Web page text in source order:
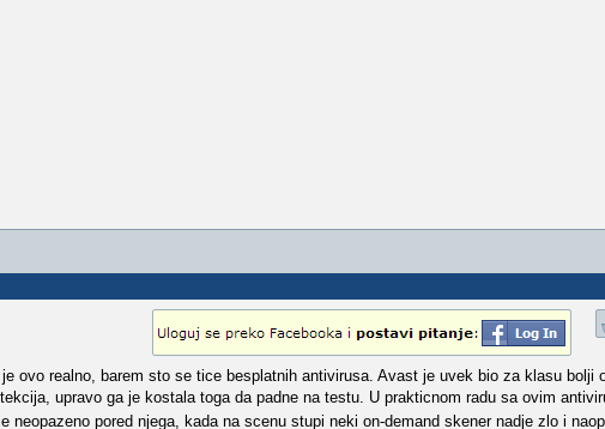
ovo realno, barem sto se tice besplatnih antivirusa. Avast je uvek bio za klasu bolji
upravo ga je kostala toga da padne na testu. U prakticnom radu sa ovim
neopazeno pored njega, kada na scenu stupi neki on-demand skener nadje zlo i